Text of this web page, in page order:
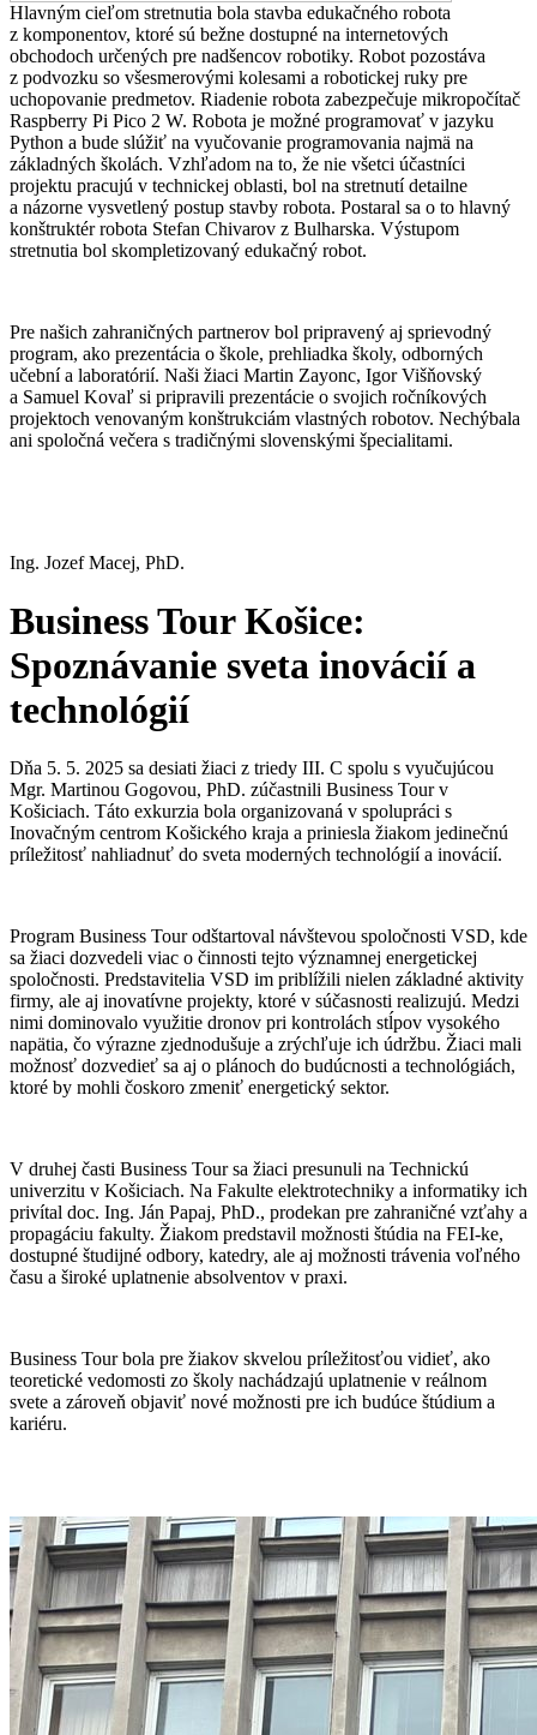
Hlavným cieľom stretnutia bola stavba edukačného robota
z komponentov, ktoré sú bežne dostupné na internetových
obchodoch určených pre nadšencov robotiky. Robot pozostáva
z podvozku so všesmerovými kolesami a robotickej ruky pre
uchopovanie predmetov. Riadenie robota zabezpečuje mikropočítač
Raspberry Pi Pico 2 W. Robota je možné programovať v jazyku
Python a bude slúžiť na vyučovanie programovania najmä na
základných školách. Vzhľadom na to, že nie všetci účastníci
projektu pracujú v technickej oblasti, bol na stretnutí detailne
a názorne vysvetlený postup stavby robota. Postaral sa o to hlavný
konštruktér robota Stefan Chivarov z Bulharska. Výstupom
stretnutia bol skompletizovaný edukačný robot.
Pre našich zahraničných partnerov bol pripravený aj sprievodný
program, ako prezentácia o škole, prehliadka školy, odborných
učební a laboratórií. Naši žiaci Martin Zayonc, Igor Višňovský
a Samuel Kovaľ si pripravili prezentácie o svojich ročníkových
projektoch venovaným konštrukciám vlastných robotov. Nechýbala
ani spoločná večera s tradičnými slovenskými špecialitami.
Ing. Jozef Macej, PhD.
Business Tour Košice:
Spoznávanie sveta inovácií a
technológií
Dňa 5. 5. 2025 sa desiati žiaci z triedy III. C spolu s vyučujúcou
Mgr. Martinou Gogovou, PhD. zúčastnili Business Tour v
Košiciach. Táto exkurzia bola organizovaná v spolupráci s
Inovačným centrom Košického kraja a priniesla žiakom jedinečnú
príležitosť nahliadnuť do sveta moderných technológií a inovácií.
Program Business Tour odštartoval návštevou spoločnosti VSD, kde
sa žiaci dozvedeli viac o činnosti tejto významnej energetickej
spoločnosti. Predstavitelia VSD im priblížili nielen základné aktivity
firmy, ale aj inovatívne projekty, ktoré v súčasnosti realizujú. Medzi
nimi dominovalo využitie dronov pri kontrolách stĺpov vysokého
napätia, čo výrazne zjednodušuje a zrýchľuje ich údržbu. Žiaci mali
možnosť dozvedieť sa aj o plánoch do budúcnosti a technológiách,
ktoré by mohli čoskoro zmeniť energetický sektor.
V druhej časti Business Tour sa žiaci presunuli na Technickú
univerzitu v Košiciach. Na Fakulte elektrotechniky a informatiky ich
privítal doc. Ing. Ján Papaj, PhD., prodekan pre zahraničné vzťahy a
propagáciu fakulty. Žiakom predstavil možnosti štúdia na FEI-ke,
dostupné študijné odbory, katedry, ale aj možnosti trávenia voľného
času a široké uplatnenie absolventov v praxi.
Business Tour bola pre žiakov skvelou príležitosťou vidieť, ako
teoretické vedomosti zo školy nachádzajú uplatnenie v reálnom
svete a zároveň objaviť nové možnosti pre ich budúce štúdium a
kariéru.